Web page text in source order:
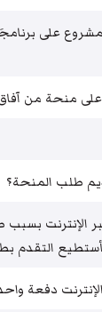
على
منحة من
طلب المنحة؟
الإنترنت
التقدم
دفعة